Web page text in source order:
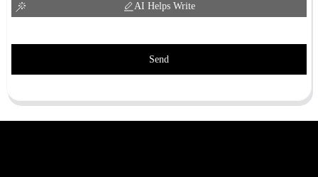
AI Helps Write
Send